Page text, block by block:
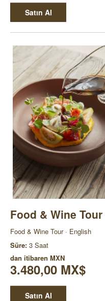
Satın Al
Food & Wine
Food & Wine Tour · English
Süre: 3 Saat
dan itibaren MXN
3.480,00 MX$
Satın Al